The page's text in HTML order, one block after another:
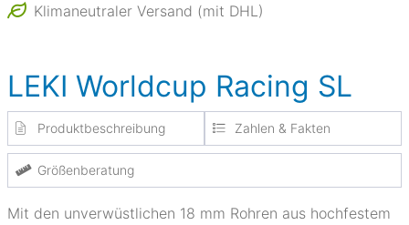
Klimaneutraler Versand (mit DHL)
LEKI Worldcup Racing SL
Produktbeschreibung Zahlen & Fakten
Größenberatung
Mit den unverwüstlichen 18 mm Rohren aus hochfestem